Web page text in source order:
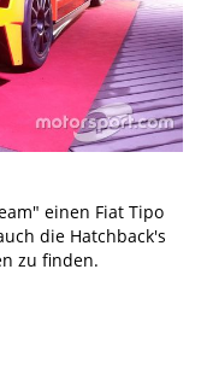
einen Fiat Tipo
die Hatchback's
zu finden.